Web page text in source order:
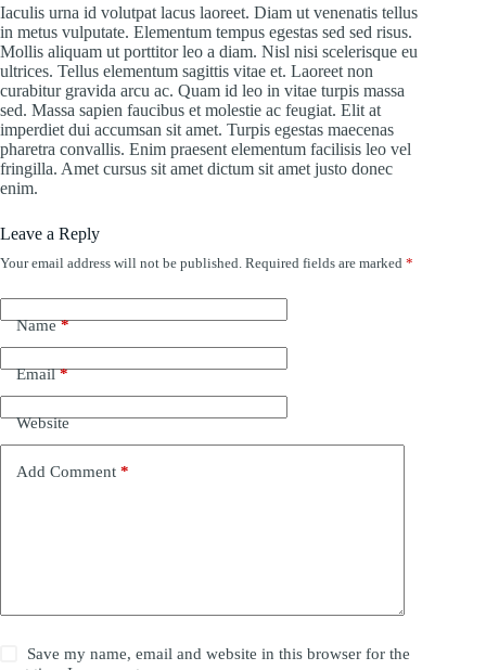
Iaculis urna id volutpat lacus laoreet. Diam ut venenatis tellus
in metus vulputate. Elementum tempus egestas sed sed risus.
Mollis aliquam ut porttitor leo a diam. Nisl nisi scelerisque eu
ultrices. Tellus elementum sagittis vitae et. Laoreet non
curabitur gravida arcu ac. Quam id leo in vitae turpis massa
sed. Massa sapien faucibus et molestie ac feugiat. Elit at
imperdiet dui accumsan sit amet. Turpis egestas maecenas
pharetra convallis. Enim praesent elementum facilisis leo vel
fringilla. Amet cursus sit amet dictum sit amet justo donec
enim.
Leave a Reply
Your email address will not be published. Required fields are marked *
Name*
Email*
Website
Add Comment *
Save my name, email and website in this browser for the